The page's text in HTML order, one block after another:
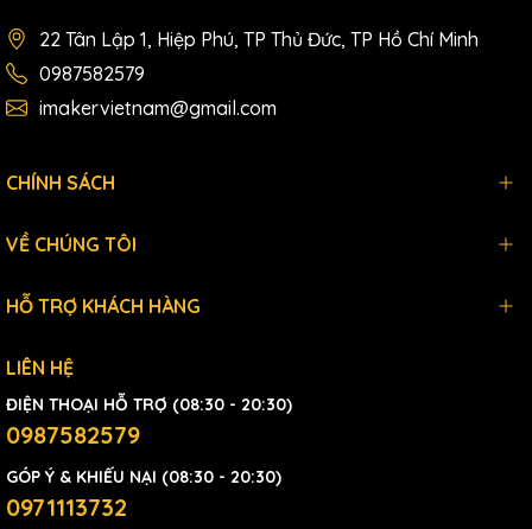
22 Tân Lập 1, Hiệp Phú, TP Thủ Đức, TP Hồ Chí Minh
0987582579
imakervietnam@gmail.com
CHÍNH SÁCH
VỀ CHÚNG TÔI
HỖ TRỢ KHÁCH HÀNG
LIÊN HỆ
ĐIỆN THOẠI HỖ TRỢ (08:30 - 20:30)
0987582579
GÓP Ý & KHIẾU NẠI (08:30 - 20:30)
0971113732